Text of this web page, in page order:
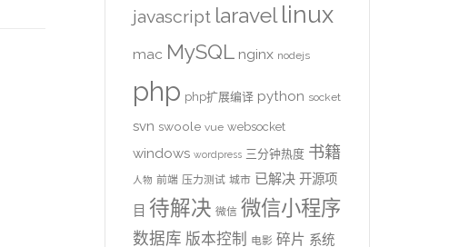
javascript laravel linux
mac MySQL nginx nodejs
php php扩展编译 python socket
svn swoole vue websocket
windows wordpress 三分钟热度 书籍
人物 前端 压力测试 城市 已解决 开源项
目 待解决 微信 微信小程序
数据库 版本控制 电影 碎片 系统